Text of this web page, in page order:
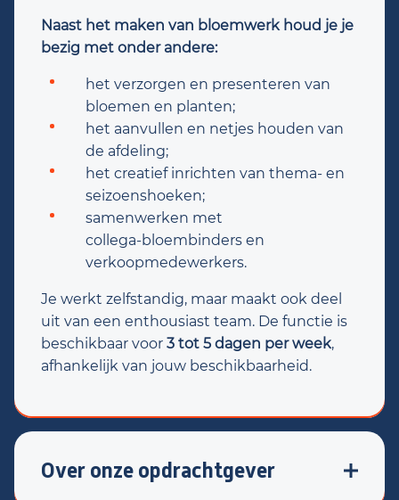
Naast het maken van bloemwerk houd je je
bezig met onder andere:
het verzorgen en presenteren van
bloemen en planten;
het aanvullen en netjes houden van
de afdeling;
het creatief inrichten van thema‑ en
seizoenshoeken;
samenwerken met
collega‑bloembinders en
verkoopmedewerkers.
Je werkt zelfstandig, maar maakt ook deel
uit van een enthousiast team. De functie is
beschikbaar voor 3 tot 5 dagen per week,
afhankelijk van jouw beschikbaarheid.
Over onze opdrachtgever